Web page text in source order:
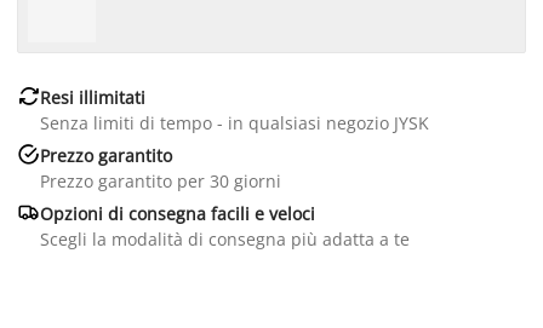
Resi illimitati
Senza limiti di tempo - in qualsiasi negozio JYSK
Prezzo garantito
Prezzo garantito per 30 giorni
Opzioni di consegna facili e veloci
Scegli la modalità di consegna più adatta a te